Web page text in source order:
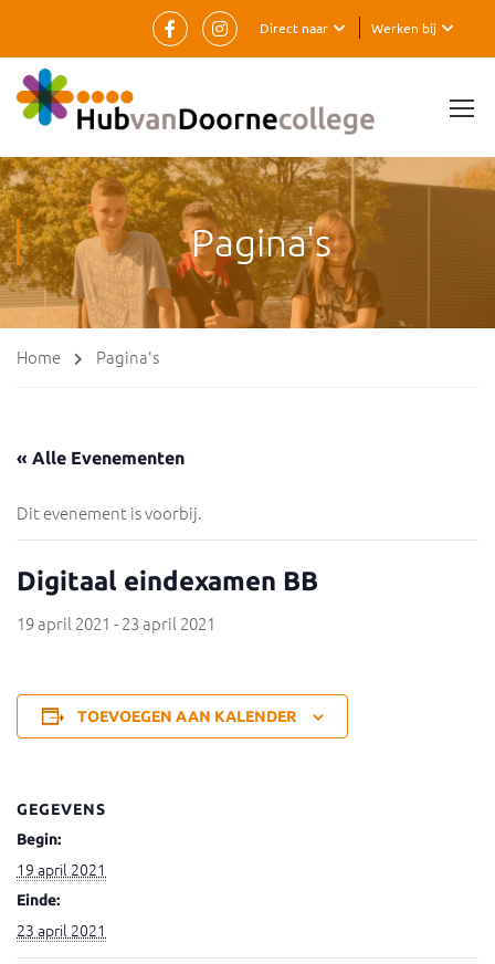
Werken bij
Direct naar
Pagina's
Home Pagina's
« Alle Evenementen
Dit evenement is voorbij.
Digitaal eindexamen BB
19 april 2021 -23 april 2021
TOEVOEGEN AAN KALENDER
GEGEVENS
Begin:
19 april 2021
Einde:
23 april 2021